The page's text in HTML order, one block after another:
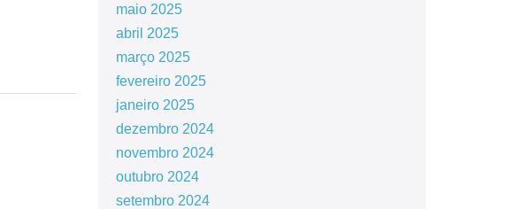
maio 2025
abril 2025
março 2025
fevereiro 2025
janeiro 2025
dezembro 2024
novembro 2024
outubro 2024
setembro 2024